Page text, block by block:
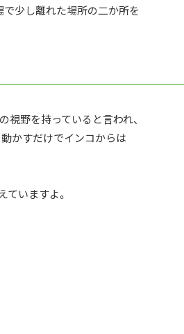
少し離れた場所の二か所を
野を持っていると言われ、
かすだけでインコからは
いますよ。